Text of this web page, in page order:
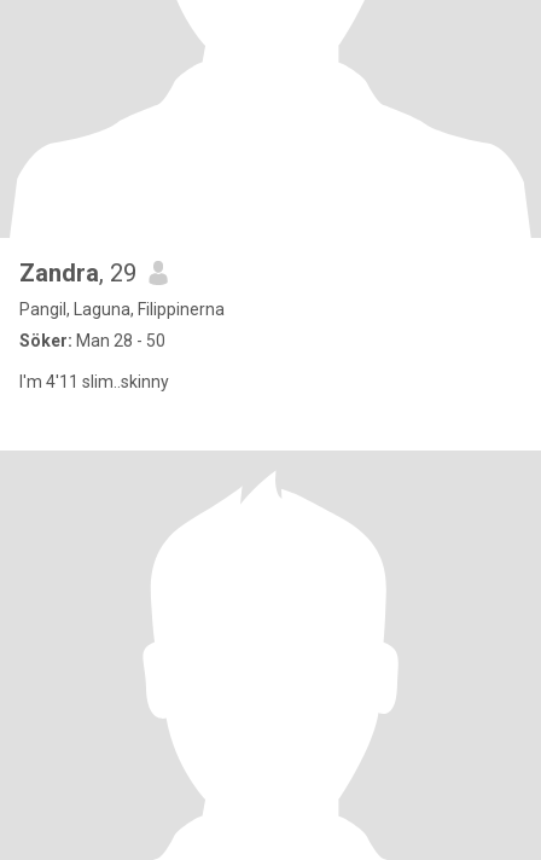
Zandra, 29
Pangil, Laguna, Filippinerna
Söker: Man 28 - 50
I'm 4'11 slim..skinny